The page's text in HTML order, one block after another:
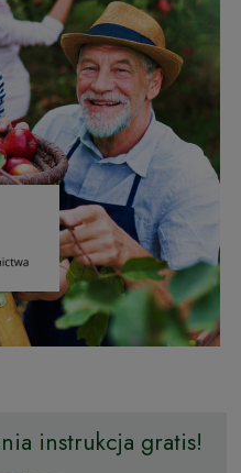
instrukcja gratis!